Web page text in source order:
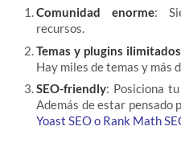
Comunidad enorme:
recursos.
Temas y plugins ilimitados
Hay miles de temas y más
SEO-friendly: Posiciona
Además de estar pensado
Yoast SEO o Rank Math